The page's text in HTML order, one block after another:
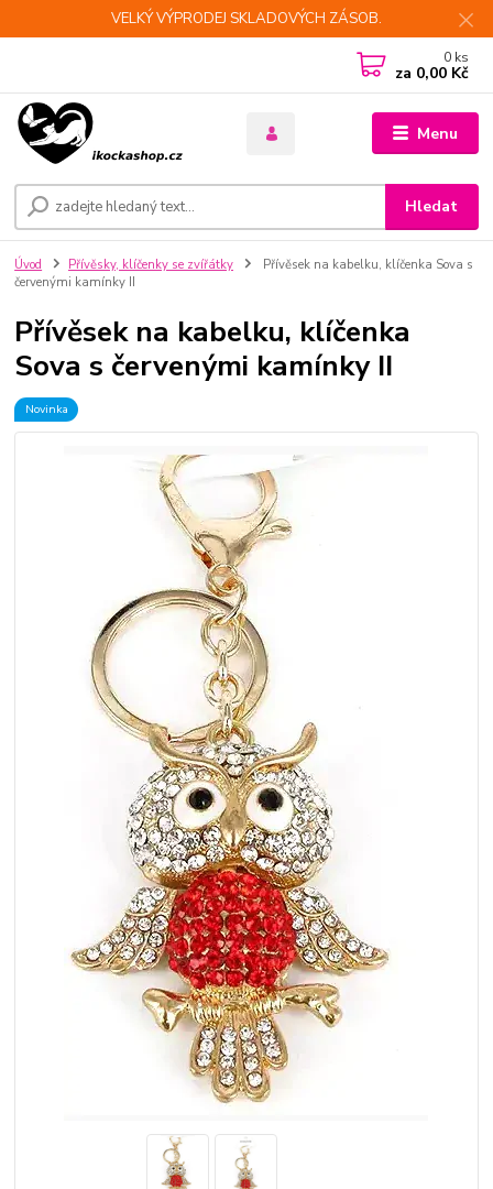
VELKÝ VÝPRODEJ SKLADOVÝCH ZÁSOB.
Menu
Hledat
0 ks
za 0,00 Kč
Úvod Přívěsky, klíčenky se zvířátky
Přívěsek na kabelku, klíčenka Sova s
červenými kamínky II
Přívěsek na kabelku, klíčenka
Sova s červenými kamínky II
Novinka